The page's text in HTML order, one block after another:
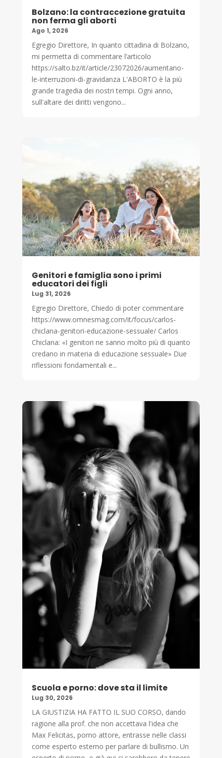
Bolzano: la contraccezione gratuita
non ferma gli aborti
Ago 1, 2026
Egregio Direttore, In quanto cittadina di Bolzano,
mi permetta di commentare l’articolo
https://salto.bz/it/article/23072026/aumentano-
le-interruzioni-di-gravidanza L'ABORTO è la più
grande tragedia dei nostri tempi. Ogni anno,
sull'altare dei diritti vengono...
Genitori e famiglia sono i primi
educatori dei figli
Lug 31, 2026
Egregio Direttore, Chiedo di poter commentare
https://www.omnesmag.com/it/focus/carlos-
chiclana-genitori-educazione-sessuale/ Carlos
Chiclana: «I genitori ne sanno molto più di quanto
credano in materia di educazione sessuale» Due
riflessioni fondamentali e...
Scuola e porno: dove sta il limite
Lug 30, 2026
LA GIUSTIZIA HA FATTO IL SUO CORSO, dando
ragione alla prof. che non accettava l'idea che
Max Felicitas, porno attore, entrasse nelle classi
come esperto esterno per parlare di bullismo. Un